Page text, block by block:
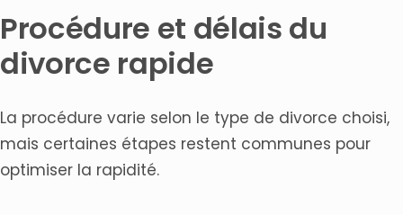
Procédure et délais du
divorce rapide
La procédure varie selon le type de divorce choisi,
mais certaines étapes restent communes pour
optimiser la rapidité.